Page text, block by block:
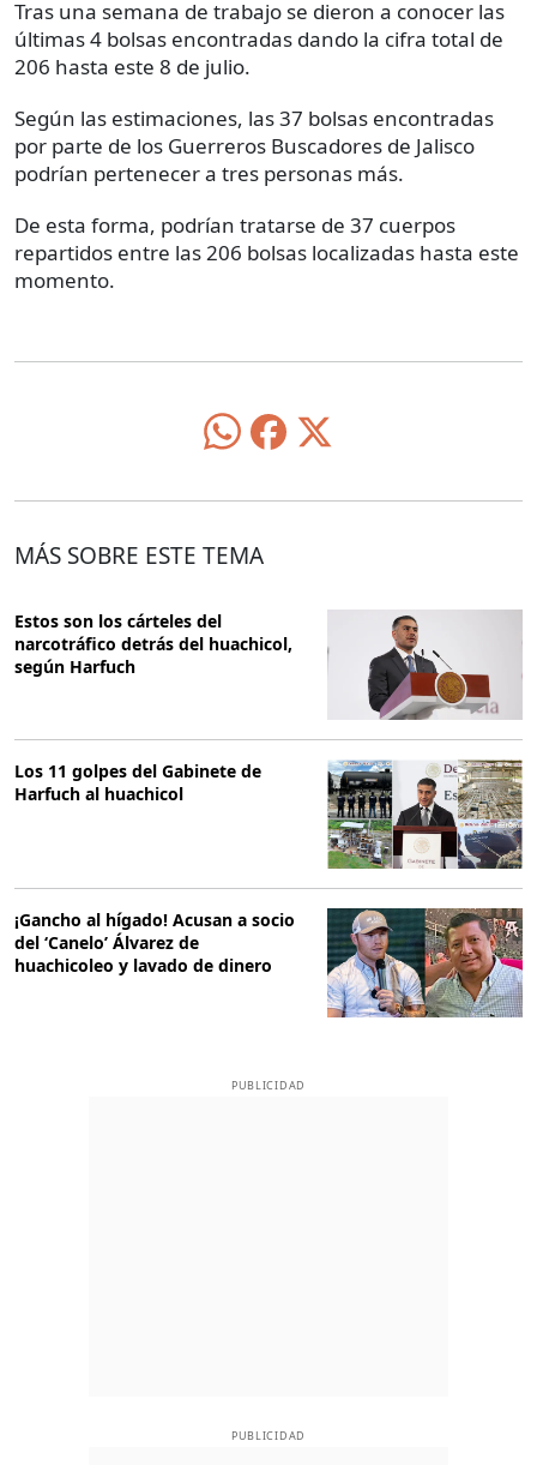
Tras una semana de trabajo se dieron a conocer las
últimas 4 bolsas encontradas dando la cifra total de
206 hasta este 8 de julio.
Según las estimaciones, las 37 bolsas encontradas
por parte de los Guerreros Buscadores de Jalisco
podrían pertenecer a tres personas más.
De esta forma, podrían tratarse de 37 cuerpos
repartidos entre las 206 bolsas localizadas hasta este
momento.
MÁS SOBRE ESTE TEMA
Estos son los cárteles del
narcotráfico detrás del huachicol,
según Harfuch
Los 11 golpes del Gabinete de
Harfuch al huachicol
¡Gancho al hígado! Acusan a socio
del ‘Canelo’ Álvarez de
huachicoleo y lavado de dinero
PUBLICIDAD
PUBLICIDAD